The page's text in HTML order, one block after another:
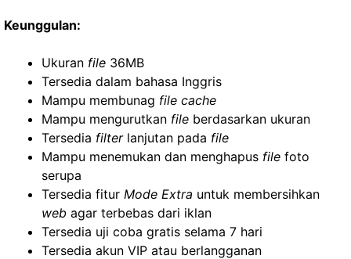
Keunggulan:
Ukuran file 36MB
Tersedia dalam bahasa Inggris
Mampu membunag file cache
Mampu mengurutkan file berdasarkan ukuran
Tersedia filterlanjutan pada file
Mampu menemukan dan menghapus file foto
serupa
Tersedia fitur Mode Extra untuk membersihkan
web agar terbebas dari iklan
Tersedia uji coba gratis selama 7 hari
Tersedia akun VIP atau berlangganan